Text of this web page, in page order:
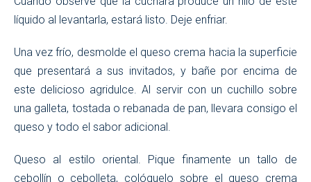
líquido al levantarla, estará listo. Deje enfriar.
Una vez frío, desmolde el queso crema hacia la superficie
que presentará a sus invitados, y bañe por encima de
este delicioso agridulce. Al servir con un cuchillo sobre
una galleta, tostada o rebanada de pan, llevara consigo el
queso y todo el sabor adicional.
Queso al estilo oriental. Pique finamente un tallo de
cebollín o cebolleta, colóquelo sobre el queso crema